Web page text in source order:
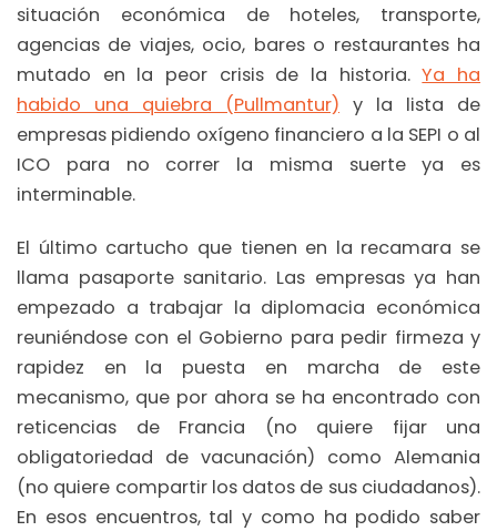
situación económica de hoteles, transporte,
agencias de viajes, ocio, bares o restaurantes ha
mutado en la peor crisis de la historia.Ya ha
habido una quiebra (Pullmantur) y la lista de
empresas pidiendo oxígeno financiero a la SEPI o al
ICO para no correr la misma suerte ya es
interminable.
El último cartucho que tienen en la recamara se
llama pasaporte sanitario. Las empresas ya han
empezado a trabajar la diplomacia económica
reuniéndose con el Gobierno para pedir firmeza y
rapidez en la puesta en marcha de este
mecanismo, que por ahora se ha encontrado con
reticencias de Francia (no quiere fijar una
obligatoriedad de vacunación) como Alemania
(no quiere compartir los datos de sus ciudadanos).
En esos encuentros, tal y como ha podido saber